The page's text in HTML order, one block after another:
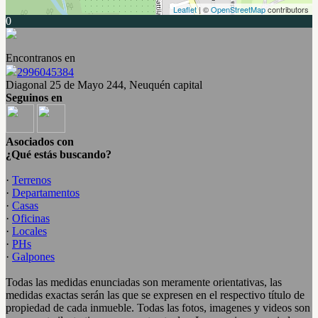
Leaflet| ©OpenStreetMapcontributors
0
Encontranos en
2996045384
Diagonal 25 de Mayo 244, Neuquén capital
Seguinos en
Asociados con
¿Qué estás buscando?
· Terrenos
· Departamentos
· Casas
· Oficinas
· Locales
· PHs
· Galpones
Todas las medidas enunciadas son meramente orientativas, las
medidas exactas serán las que se expresen en el respectivo título de
propiedad de cada inmueble. Todas las fotos, imagenes y videos son